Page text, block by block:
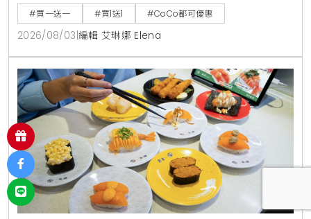
週三好友日更祭出百香雙響炮買1送1優惠。
#買一送一 #買1送1 #CoCo都可優惠
2026/08/03 編輯 艾琳娜 Elena